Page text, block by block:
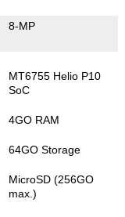
8-MP
MT6755 Helio P10
SoC
4GO RAM
64GO Storage
MicroSD (256GO
max.)